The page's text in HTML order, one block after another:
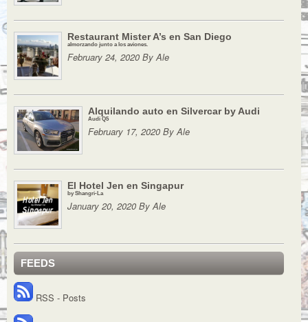
Restaurant Mister A’s en San Diego
almorzando junto a los aviones.
February 24, 2020 By Ale
Alquilando auto en Silvercar by Audi
Audi Q5
February 17, 2020 By Ale
El Hotel Jen en Singapur
by Shangri-La
January 20, 2020 By Ale
FEEDS
RSS - Posts